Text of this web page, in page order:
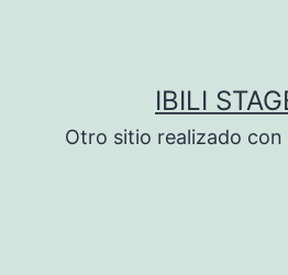
IBILI
Otro sitio realizado con